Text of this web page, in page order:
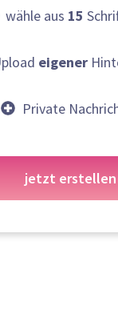
wähle aus 15
eigener
Private
jetzt erstellen